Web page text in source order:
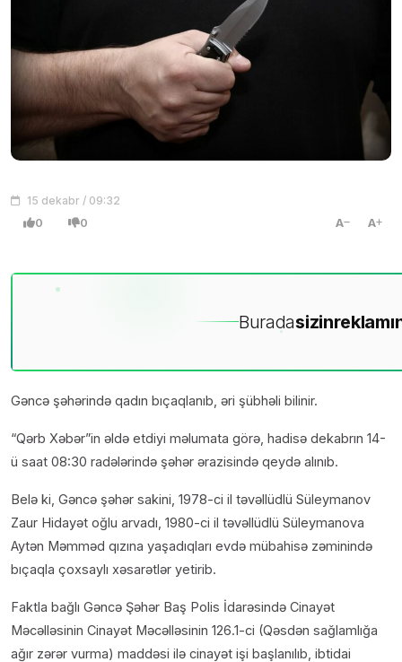
15 dekabr / 09:32
0 0 A A
Buradasizin
Gəncə şəhərində qadın bıçaqlanıb, əri şübhəli bilinir.
“Qərb Xəbər”in əldə etdiyi məlumata görə, hadisə dekabrın 14-
ü saat 08:30 radələrində şəhər ərazisində qeydə alınıb.
Belə ki, Gəncə şəhər sakini, 1978-ci il təvəllüdlü Süleymanov
Zaur Hidayət oğlu arvadı, 1980-ci il təvəllüdlü Süleymanova
Aytən Məmməd qızına yaşadıqları evdə mübahisə zəminində
bıçaqla çoxsaylı xəsarətlər yetirib.
Faktla bağlı Gəncə Şəhər Baş Polis İdarəsində Cinayət
Məcəlləsinin Cinayət Məcəlləsinin 126.1-ci (Qəsdən sağlamlığa
ağır zərər vurma) maddəsi ilə cinayət işi başlanılıb, ibtidai